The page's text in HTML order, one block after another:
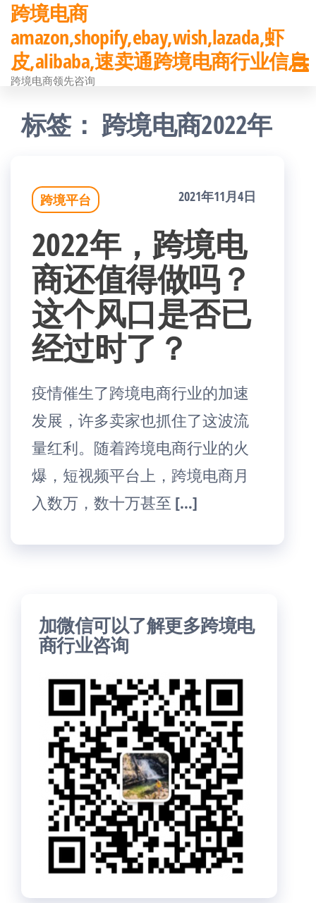
前
往
内
跨境电商
amazon,shopify,ebay,wish,lazada,虾
皮,alibaba,速卖通跨境电商行业信息
跨境电商领先咨询
标签：跨境电商2022年
跨境平台 2021年11月4日
2022年，跨境电
商还值得做吗？
这个风口是否已
经过时了？
疫情催生了跨境电商行业的加速
发展，许多卖家也抓住了这波流
量红利。随着跨境电商行业的火
爆，短视频平台上，跨境电商月
入数万，数十万甚至 […]
加微信可以了解更多跨境电
商行业咨询